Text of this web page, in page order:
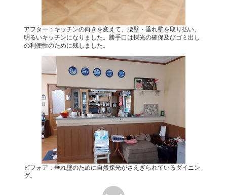
アフター：キッチンの向きを変えて、腰壁・垂れ壁を取り払い、
明るいキッチンになりました。勝手口は採光の確保及びゴミ出し
の利便性のために残しました。
ビフォア：垂れ壁のために自然採光がさえぎられているダイニン
グ。